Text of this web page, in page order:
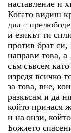
наставление и
Когато видиш
дял с
и езикът ти
против брат си,
направи това, а
съм съвсем като
изредя всичко
за това, вие,
разкъсам и да
който принася
и на онзи, който
Божието